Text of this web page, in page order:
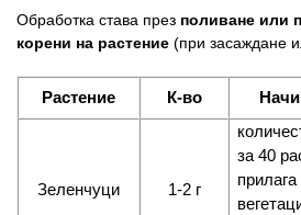
Обработка става през поливане или
корени на растение (при засаждане
Растение К-во
Зеленчуци 1-2 г
за 40